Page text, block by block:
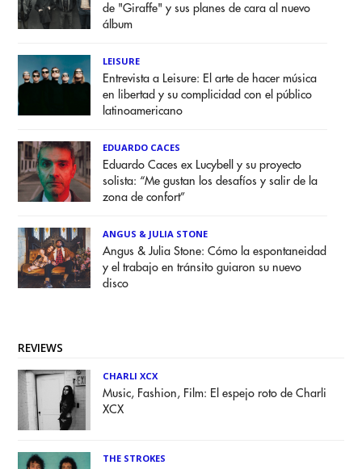
de "Giraffe" y sus planes de cara al nuevo
álbum
LEISURE
Entrevista a Leisure: El arte de hacer música
en libertad y su complicidad con el público
latinoamericano
EDUARDO CACES
Eduardo Caces ex Lucybell y su proyecto
solista: “Me gustan los desafíos y salir de la
zona de confort”
ANGUS & JULIA STONE
Angus & Julia Stone: Cómo la espontaneidad
y el trabajo en tránsito guiaron su nuevo
disco
REVIEWS
CHARLI XCX
Music, Fashion, Film: El espejo roto de Charli
XCX
THE STROKES